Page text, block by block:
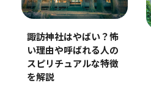
諏訪神社はやばい？怖
い理由や呼ばれる人の
スピリチュアルな特徴
を解説